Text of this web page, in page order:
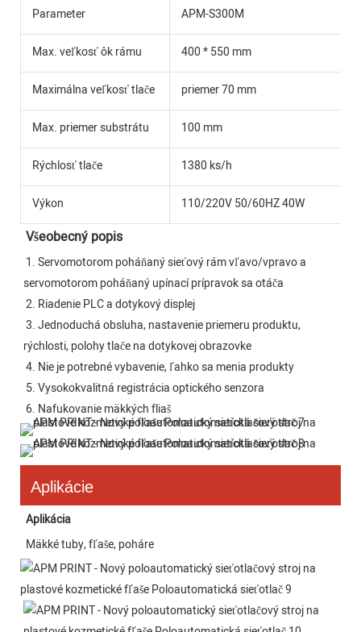
Parameter APM-S300M
Max. veľkosť ôk rámu 400 * 550 mm
Maximálna veľkosť tlače priemer 70 mm
Max. priemer substrátu 100 mm
Rýchlosť tlače 1380 ks/h
Výkon 110/220V 50/60HZ 40W
Všeobecný popis
1. Servomotorom poháňaný sieťový rám vľavo/vpravo a
servomotorom poháňaný upínací prípravok sa otáča
2. Riadenie PLC a dotykový displej
rýchlosti, polohy tlače na dotykovej obrazovke
4. Nie je potrebné vybavenie, ľahko sa menia produkty
5. Vysokokvalitná registrácia optického senzora
6. Nafukovanie mäkkých fliaš
Aplikácie
Aplikácia
Mäkké tuby, fľaše, poháre